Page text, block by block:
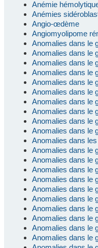
Anémie
Anémies
Angio-œdème
Angiomyolipome
Anomalies dans le
Anomalies dans le
Anomalies dans le
Anomalies dans le
Anomalies dans le
Anomalies dans le
Anomalies dans le
Anomalies dans le
Anomalies dans le
Anomalies dans le
Anomalies dans
Anomalies dans le
Anomalies dans le
Anomalies dans le
Anomalies dans le
Anomalies dans le
Anomalies dans le
Anomalies dans le
Anomalies dans le
Anomalies dans le
Anomalies dans le